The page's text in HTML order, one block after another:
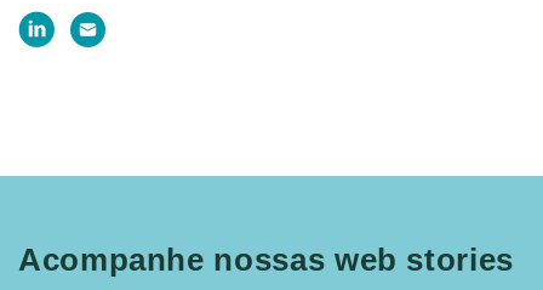
Acompanhe nossas web stories